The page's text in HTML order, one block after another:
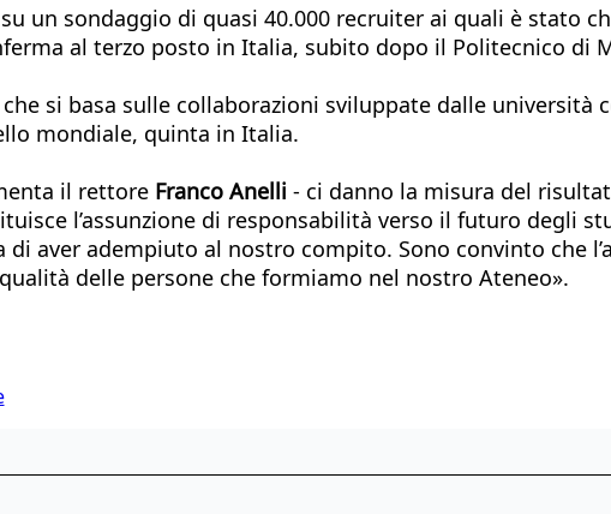
un sondaggio di quasi 40.000 recruiter ai quali è stato
al terzo posto in Italia, subito dopo il Politecnico di
si basa sulle collaborazioni sviluppate dalle
mondiale, quinta in Italia.
il rettore Franco Anelli - ci danno la misura del
l’assunzione di responsabilità verso il futuro degli
aver adempiuto al nostro compito. Sono convinto che
delle persone che formiamo nel nostro Ateneo».